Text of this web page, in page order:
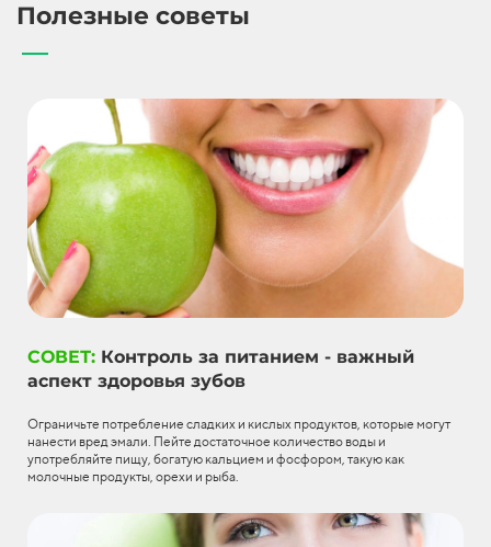
Полезные советы
СОВЕТ: Контроль за питанием - важный
аспект здоровья зубов
Ограничьте потребление сладких и кислых продуктов, которые могут
нанести вред эмали. Пейте достаточное количество воды и
употребляйте пищу, богатую кальцием и фосфором, такую как
молочные продукты, орехи и рыба.